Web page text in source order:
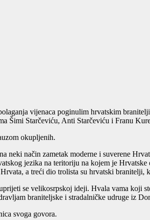
vijenaca poginulim hrvatskim
Šimi Starčeviću, Anti Starčeviću i Franu
okupljenih.
neki način zametak moderne i suverene
jezika na teritoriju na kojem je
a treći dio trolista su hrvatski branitelji,
se velikosrpskoj ideji. Hvala vama
braniteljske i stradalničke udruge iz
svoga govora.